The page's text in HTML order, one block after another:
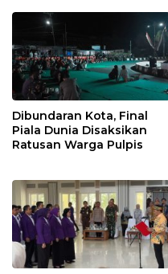
Dibundaran Kota, Final
Piala Dunia Disaksikan
Ratusan Warga Pulpis